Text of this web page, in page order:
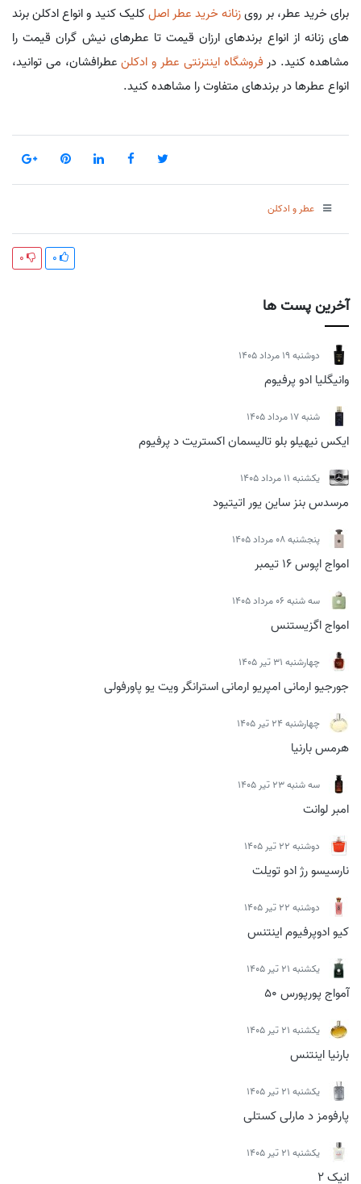
آخرین پست ها
دوشنبه 19 مرداد 1405
وانیگلیا ادو پرفیوم
شنبه 17 مرداد 1405
ایکس نیهیلو بلو تالیسمان اکستریت د پرفیوم
يكشنبه 11 مرداد 1405
مرسدس بنز ساین یور اتیتیود
پنجشنبه 08 مرداد 1405
امواج اپوس 16 تیمبر
سه شنبه 06 مرداد 1405
امواج اگزیستنس
چهارشنبه 31 تیر 1405
جورجیو ارمانی امپریو ارمانی استرانگر ویت یو پاورفولی
چهارشنبه 24 تیر 1405
هرمس بارنیا
سه شنبه 23 تیر 1405
امبر لوانت
دوشنبه 22 تیر 1405
نارسیسو رژ ادو تویلت
دوشنبه 22 تیر 1405
کیو ادوپرفیوم اینتنس
يكشنبه 21 تیر 1405
آمواج پورپورس 50
يكشنبه 21 تیر 1405
بارنیا اینتنس
يكشنبه 21 تیر 1405
پارفومز د مارلی کستلی
يكشنبه 21 تیر 1405
انیک 2
برای خرید عطر، بر رویزنانه خرید عطر اصلکلیک کنید و انواع ادکلن برند
های زنانه از انواع برندهای ارزان قیمت تا عطرهای نیش گران قیمت را
مشاهده کنید. در فروشگاه اینترنتی عطر و ادکلنعطرافشان، می توانید،
انواع عطرها در برندهای متفاوت را مشاهده کنید.
عطر و ادکلن